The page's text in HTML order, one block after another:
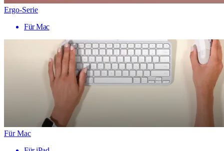
Ergo-Serie
Für Mac
Für Mac